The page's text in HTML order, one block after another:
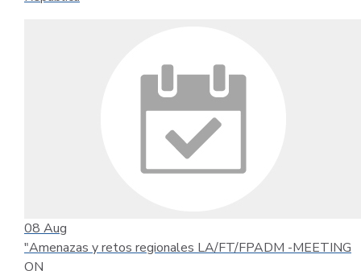
08 Aug
"Amenazas y retos regionales LA/FT/FPADM -MEETING
ON